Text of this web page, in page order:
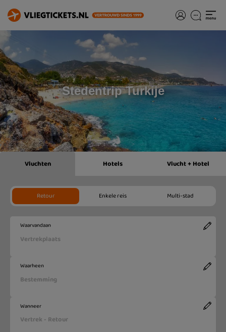
Stedentrip Turkije